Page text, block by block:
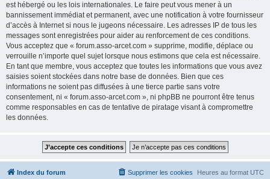
est hébergé ou les lois internationales. Le faire peut vous mener à un
bannissement immédiat et permanent, avec une notification à votre fournisseur
d’accès à Internet si nous le jugeons nécessaire. Les adresses IP de tous les
messages sont enregistrées pour aider au renforcement de ces conditions.
Vous acceptez que « forum.asso-arcet.com » supprime, modifie, déplace ou
verrouille n’importe quel sujet lorsque nous estimons que cela est nécessaire.
En tant que membre, vous acceptez que toutes les informations que vous avez
saisies soient stockées dans notre base de données. Bien que ces
informations ne soient pas diffusées à une tierce partie sans votre
consentement, ni « forum.asso-arcet.com », ni phpBB ne pourront être tenus
comme responsables en cas de tentative de piratage visant à compromettre
les données.
Index du forum Heures au format UTC
Supprimer les cookies